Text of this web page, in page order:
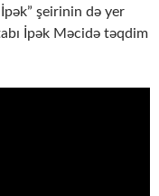
şeirinin də yer
İpək Məcidə təqdim